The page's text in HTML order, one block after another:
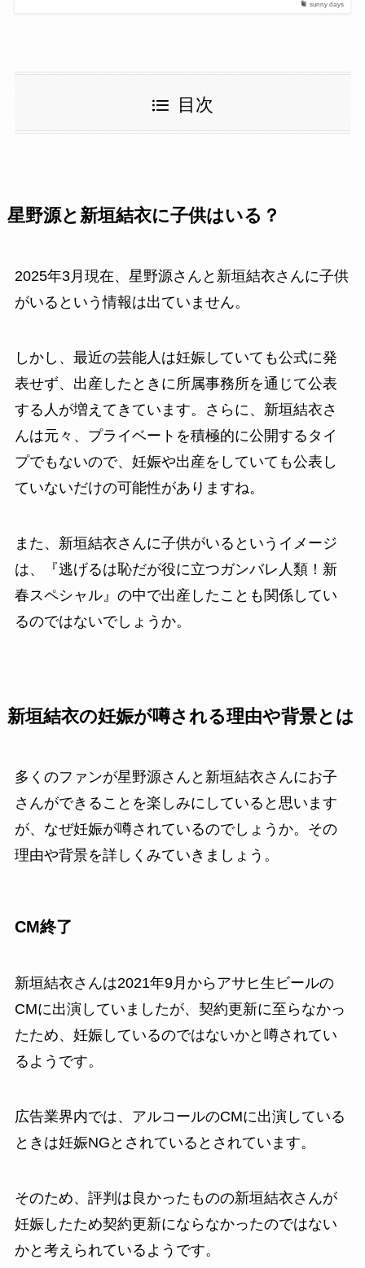
sunny days
目次
星野源と新垣結衣に子供はいる？
2025年3月現在、星野源さんと新垣結衣さんに子供
がいるという情報は出ていません。
しかし、最近の芸能人は妊娠していても公式に発
表せず、出産したときに所属事務所を通じて公表
する人が増えてきています。さらに、新垣結衣さ
んは元々、プライベートを積極的に公開するタイ
プでもないので、妊娠や出産をしていても公表し
ていないだけの可能性がありますね。
また、新垣結衣さんに子供がいるというイメージ
は、『逃げるは恥だが役に立つガンバレ人類！新
春スペシャル』の中で出産したことも関係してい
るのではないでしょうか。
新垣結衣の妊娠が噂される理由や背景とは
多くのファンが星野源さんと新垣結衣さんにお子
さんができることを楽しみにしていると思います
が、なぜ妊娠が噂されているのでしょうか。その
理由や背景を詳しくみていきましょう。
CM終了
新垣結衣さんは2021年9月からアサヒ生ビールの
CMに出演していましたが、契約更新に至らなかっ
たため、妊娠しているのではないかと噂されてい
るようです。
広告業界内では、アルコールのCMに出演している
ときは妊娠NGとされているとされています。
そのため、評判は良かったものの新垣結衣さんが
妊娠したため契約更新にならなかったのではない
かと考えられているようです。